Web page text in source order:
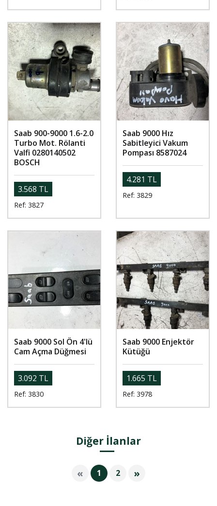
Saab 900-9000 1.6-2.0
Turbo Mot. Rölanti
Valfi 0280140502
BOSCH
3.568 TL
Ref: 3827
Saab 9000 Hız
Sabitleyici Vakum
Pompası 8587024
4.281 TL
Ref: 3829
Saab 9000 Sol Ön 4'lü
Cam Açma Düğmesi
3.092 TL
Ref: 3830
Saab 9000 Enjektör
Kütüğü
1.665 TL
Ref: 3978
Diğer İlanlar
« 1 2 »